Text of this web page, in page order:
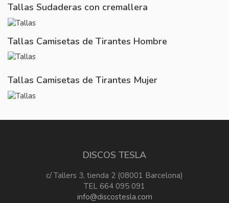
Tallas Sudaderas con cremallera
Tallas Camisetas de Tirantes Hombre
Tallas Camisetas de Tirantes Mujer
DISCOS TESLA
c/ Tallers 3, tienda 2 (08001 Barcelona)
TEL 664 095 091
info@discostesla.com